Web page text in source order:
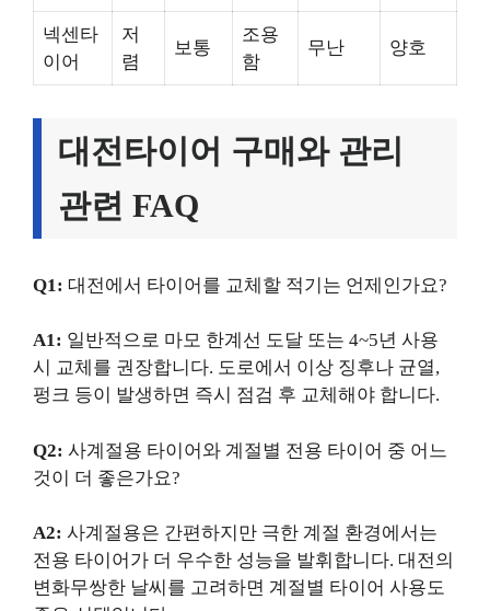
넥센타
이어
저
렴
보통
조용
함
무난 양호
대전타이어 구매와 관리
관련 FAQ
Q1: 대전에서 타이어를 교체할 적기는 언제인가요?
A1: 일반적으로 마모 한계선 도달 또는 4~5년 사용
시 교체를 권장합니다. 도로에서 이상 징후나 균열,
펑크 등이 발생하면 즉시 점검 후 교체해야 합니다.
Q2: 사계절용 타이어와 계절별 전용 타이어 중 어느
것이 더 좋은가요?
A2: 사계절용은 간편하지만 극한 계절 환경에서는
전용 타이어가 더 우수한 성능을 발휘합니다. 대전의
변화무쌍한 날씨를 고려하면 계절별 타이어 사용도